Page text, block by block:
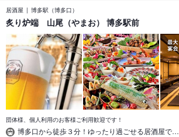
居酒屋 博多駅（博多口）
炙り炉端 山尾（やまお） 博多駅前
団体様、個人利用のお客様ご利用歓迎です！
博多口から徒歩３分！ゆったり過ごせる居酒屋で…